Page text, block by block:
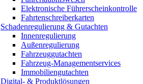
Elektronische Führerscheinkontrolle
Fahrtenschreiberkarten
Schadenregulierung & Gutachten
Innenregulierung
Außenregulierung
Fahrzeuggutachten
Fahrzeug-Managementservices
Immobiliengutachten
Digital- & Produktlösungen